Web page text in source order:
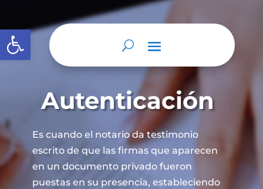
Abrir barra de herramientas
Autenticación
Es cuando el notario da testimonio
escrito de que las firmas que aparecen
en un documento privado fueron
puestas en su presencia, estableciendo